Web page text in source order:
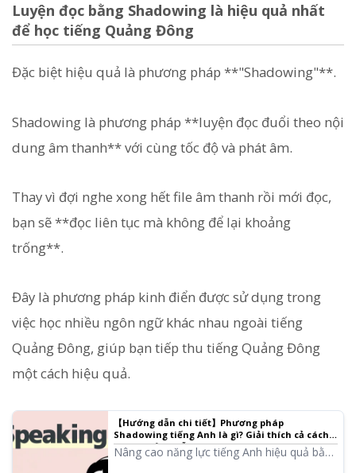
Luyện đọc bằng Shadowing là hiệu quả nhất
để học tiếng Quảng Đông
Đặc biệt hiệu quả là phương pháp **"Shadowing"**.
Shadowing là phương pháp **luyện đọc đuổi theo nội
dung âm thanh** với cùng tốc độ và phát âm.
Thay vì đợi nghe xong hết file âm thanh rồi mới đọc,
bạn sẽ **đọc liên tục mà không để lại khoảng
trống**.
Đây là phương pháp kinh điển được sử dụng trong
việc học nhiều ngôn ngữ khác nhau ngoài tiếng
Quảng Đông, giúp bạn tiếp thu tiếng Quảng Đông
một cách hiệu quả.
【Hướng dẫn chi tiết】Phương pháp
Shadowing tiếng Anh là gì? Giải thích cả cách
tạo tài liệu miễn phí!
Nâng cao năng lực tiếng Anh hiệu quả bằng